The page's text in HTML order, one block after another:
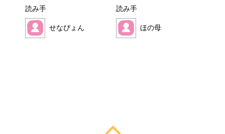
読み手
せなぴょん
読み手
ほの母